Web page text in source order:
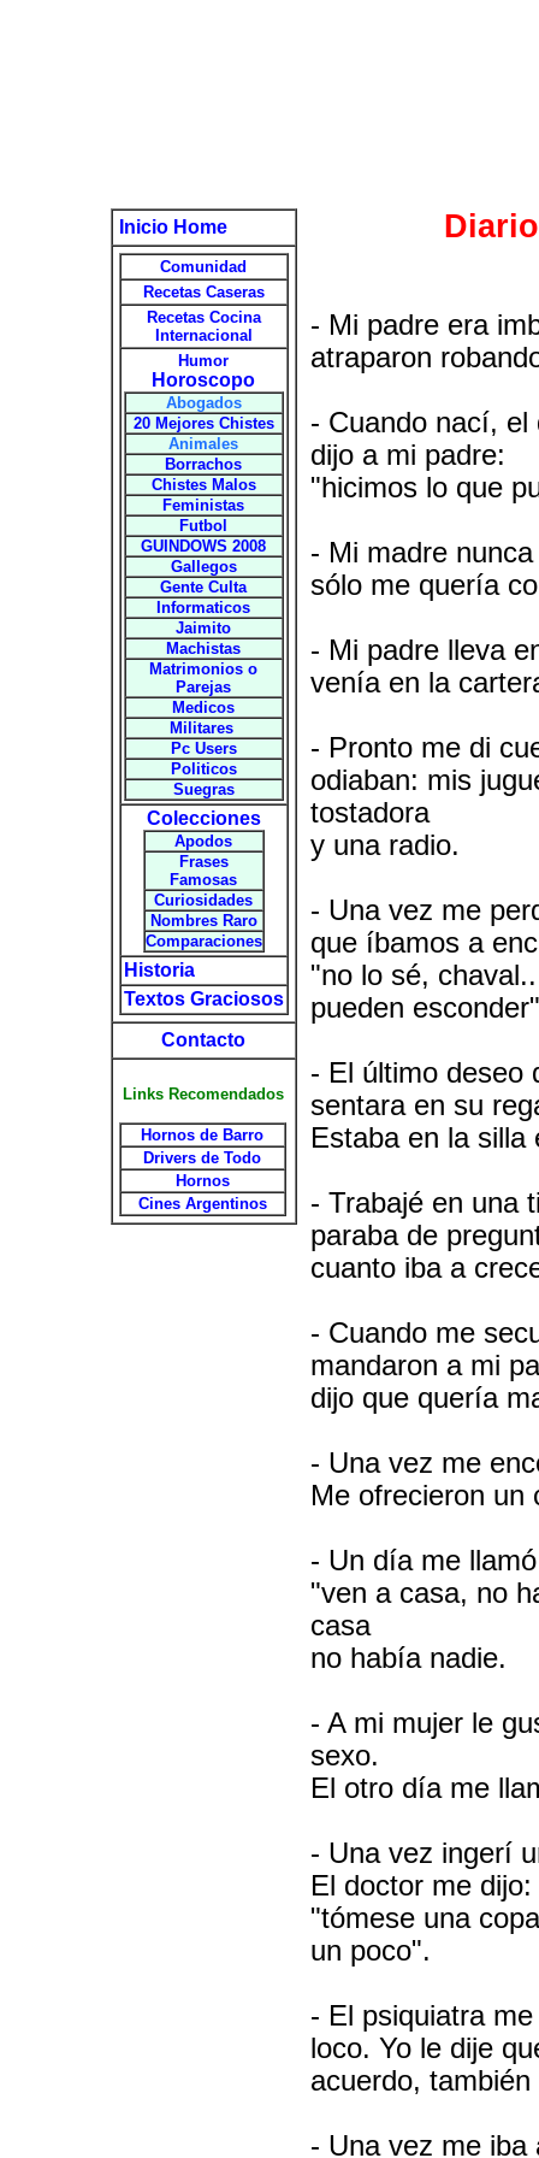
Inicio Home
Comunidad
Recetas Caseras
Recetas Cocina
Internacional
Humor
Horoscopo
Abogados
20 Mejores Chistes
Animales
Borrachos
Chistes Malos
Feministas
Futbol
GUINDOWS 2008
Gallegos
Gente Culta
Informaticos
Jaimito
Machistas
Matrimonios o
Parejas
Medicos
Militares
Pc Users
Politicos
Suegras
Colecciones
Apodos
Frases
Famosas
Curiosidades
Nombres Raro
Comparaciones
Historia
Textos Graciosos
Contacto
Links Recomendados
Hornos de Barro
Drivers de Todo
Hornos
Cines Argentinos
- Mi padre era
atraparon
- Cuando nací, el
dijo a mi padre:
"hicimos lo que
- Mi madre
sólo me quería
- Mi padre lleva
venía en la
- Pronto me di
odiaban: mis
tostadora
y una radio.
- Una vez me
que íbamos a
"no lo sé,
pueden
- El último deseo
sentara en su
Estaba en la silla
- Trabajé en una
paraba de
cuanto iba a
- Cuando me
mandaron a mi
dijo que quería
- Una vez me
Me ofrecieron un
- Un día me
"ven a casa, no
casa
no había nadie.
- A mi mujer le
sexo.
El otro día me
- Una vez ingerí
El doctor me dijo:
"tómese una
un poco".
- El psiquiatra
loco. Yo le dije
acuerdo,
- Una vez me iba